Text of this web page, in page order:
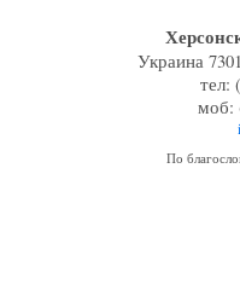
Украина
тел:
моб:
По